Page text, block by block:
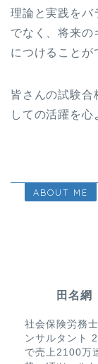
理論と実践をバ
でなく、将来の
につけることが
皆さんの試験合
しての活躍を心
ABOUT ME
田名
社会保険労務
ンサルタント
で売上2100万